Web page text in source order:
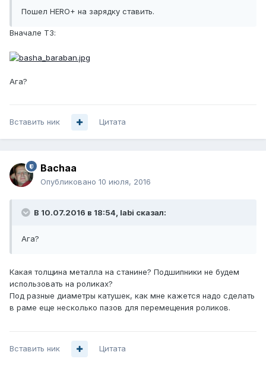
Пошел HERO+ на зарядку ставить.
Вначале ТЗ:
Ага?
Вставить ник Цитата
Bachaa
Опубликовано 10 июля, 2016
В 10.07.2016 в 18:54, labi сказал:
Ага?
Какая толщина металла на станине? Подшипники не будем
использовать на роликах?
Под разные диаметры катушек, как мне кажется надо сделать
в раме еще несколько пазов для перемещения роликов.
Вставить ник Цитата